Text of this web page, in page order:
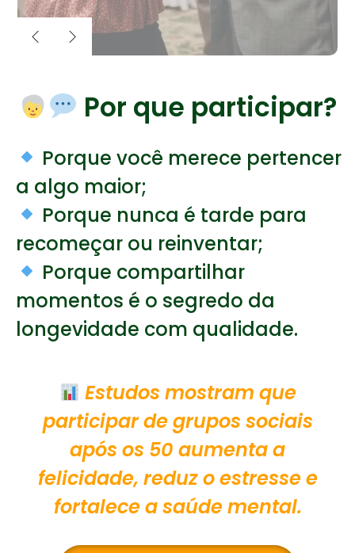
Por que participar?
Porque você merece pertencer
a algo maior;
Porque nunca é tarde para
recomeçar ou reinventar;
Porque compartilhar
momentos é o segredo da
longevidade com qualidade.
Estudos mostram que
participar de grupos sociais
após os 50 aumenta a
felicidade, reduz o estresse e
fortalece a saúde mental.